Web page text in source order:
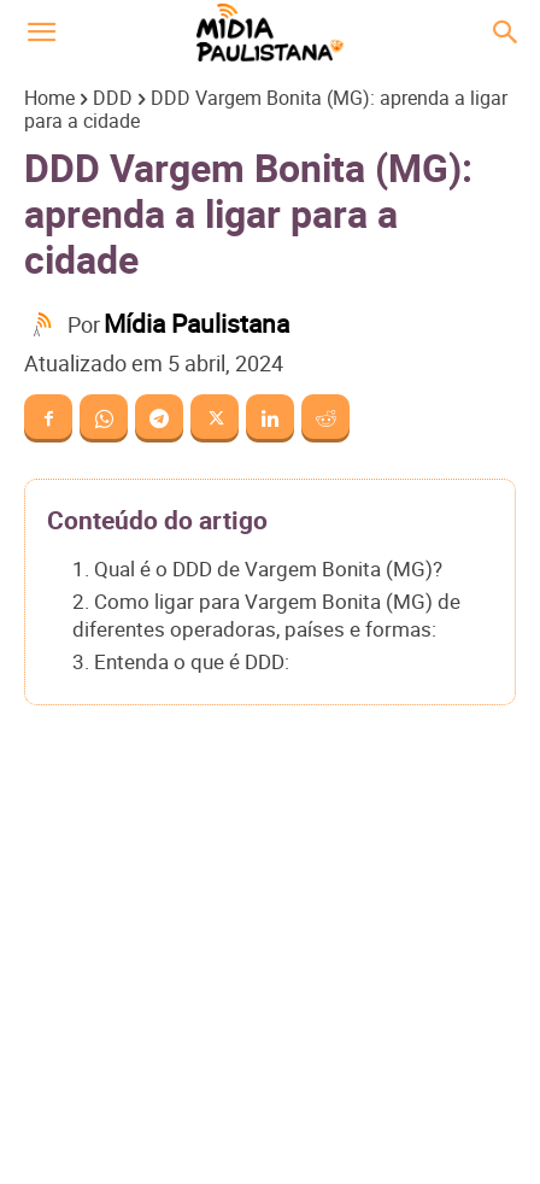
Home DDD
DDD Vargem Bonita (MG): aprenda a ligar
para a cidade
DDD Vargem Bonita (MG):
aprenda a ligar para a
cidade
PorMídia Paulistana
Atualizado em 5 abril, 2024
Conteúdo do artigo
1. Qual é o DDD de Vargem Bonita (MG)?
2. Como ligar para Vargem Bonita (MG) de
diferentes operadoras, países e formas:
3. Entenda o que é DDD: